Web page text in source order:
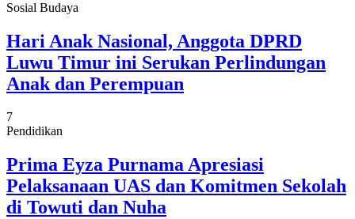
Sosial Budaya
Hari Anak Nasional, Anggota DPRD
Luwu Timur ini Serukan Perlindungan
Anak dan Perempuan
7
Pendidikan
Prima Eyza Purnama Apresiasi
Pelaksanaan UAS dan Komitmen Sekolah
di Towuti dan Nuha